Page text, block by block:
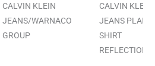
CALVIN KLEIN
JEANS/WARNACO
GROUP
CALVIN KLEIN
JEANS PLAID
SHIRT
REFLECTION L